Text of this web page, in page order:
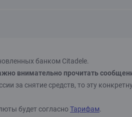
банком Citadele.
внимательно прочитать
за снятие средств, то эту
будет согласноТарифам.